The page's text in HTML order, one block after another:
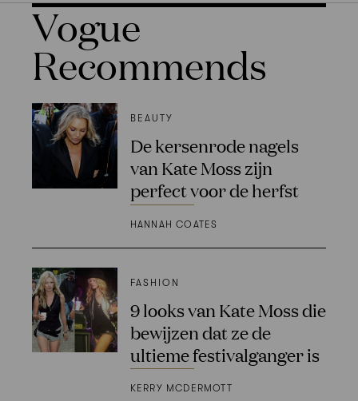
Vogue
Recommends
BEAUTY
De kersenrode nagels
van Kate Moss zijn
perfect voor de herfst
HANNAH COATES
FASHION
9 looks van Kate Moss die
bewijzen dat ze de
ultieme festivalganger is
KERRY MCDERMOTT